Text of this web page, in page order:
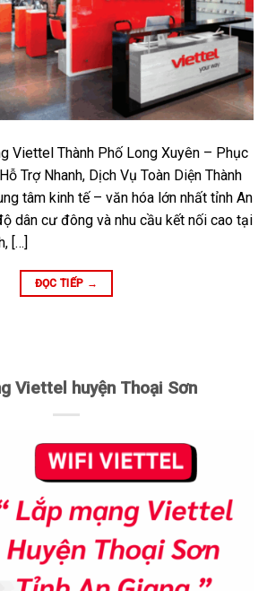
Viettel Thành Phố Long Xuyên – Phục
Trợ Nhanh, Dịch Vụ Toàn Diện Thành
tâm kinh tế – văn hóa lớn nhất tỉnh An
dân cư đông và nhu cầu kết nối cao tại
[…]
ĐỌC TIẾP →
Viettel huyện Thoại Sơn